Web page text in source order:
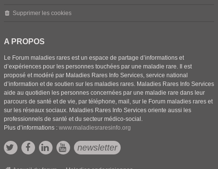
Supprimer les cookies
A PROPOS
Le Forum maladies rares est un espace de partage d’informations et
d’expériences pour les personnes touchées par une maladie rare. Il est
proposé et modéré par Maladies Rares Info Services, service national
d’information et de soutien sur les maladies rares. Maladies Rares Info Services
aide au quotidien les personnes concernées par une maladie rare dans leur
parcours de santé et de vie, par téléphone, mail, sur le Forum maladies rares et
sur les réseaux sociaux. Maladies Rares Info Services oriente aussi les
professionnels de santé et du secteur médico-social.
Plus d’informations : www.maladiesraresinfo.org
newsletter